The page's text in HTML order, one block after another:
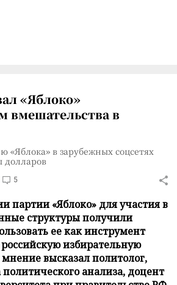
«Яблоко»
вмешательства в
«Яблока» в зарубежных соцсетях
5
партии «Яблоко» для участия в
структуры получили
ее как инструмент
избирательную
высказал политолог,
анализа, доцент